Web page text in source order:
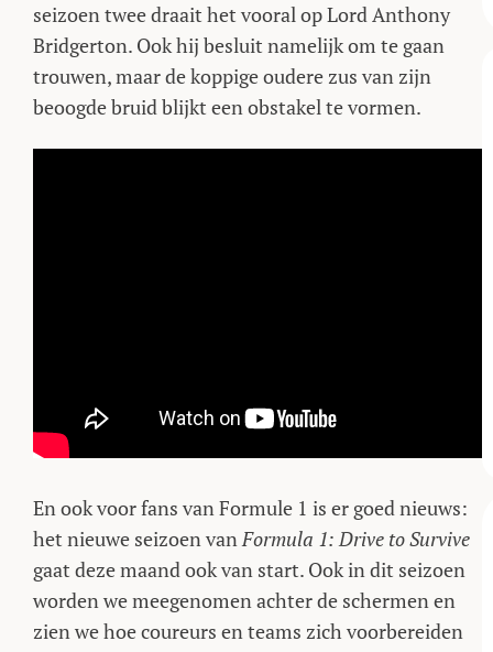
seizoen twee draait het vooral op Lord Anthony
Bridgerton. Ook hij besluit namelijk om te gaan
trouwen, maar de koppige oudere zus van zijn
beoogde bruid blijkt een obstakel te vormen.
En ook voor fans van Formule 1 is er goed nieuws:
het nieuwe seizoen vanFormula 1: Drive to Survive
gaat deze maand ook van start. Ook in dit seizoen
worden we meegenomen achter de schermen en
zien we hoe coureurs en teams zich voorbereiden